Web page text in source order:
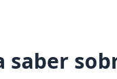
saber